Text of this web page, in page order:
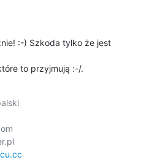
:-) Szkoda tylko że jest
to przyjmują :-/.